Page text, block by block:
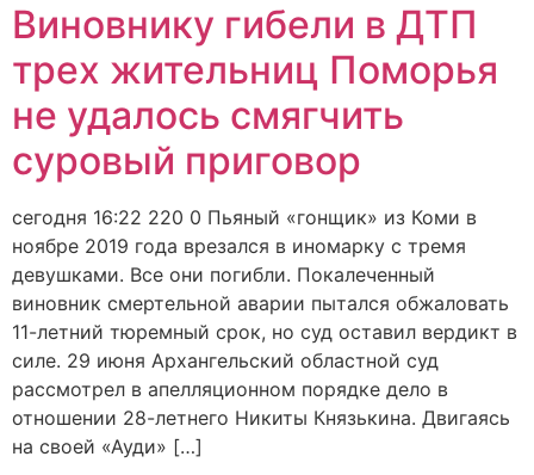
Виновнику гибели в ДТП
трех жительниц Поморья
не удалось смягчить
суровый приговор
сегодня 16:22 220 0 Пьяный «гонщик» из Коми в
ноябре 2019 года врезался в иномарку с тремя
девушками. Все они погибли. Покалеченный
виновник смертельной аварии пытался обжаловать
11-летний тюремный срок, но суд оставил вердикт в
силе. 29 июня Архангельский областной суд
рассмотрел в апелляционном порядке дело в
отношении 28-летнего Никиты Князькина. Двигаясь
на своей «Ауди» […]